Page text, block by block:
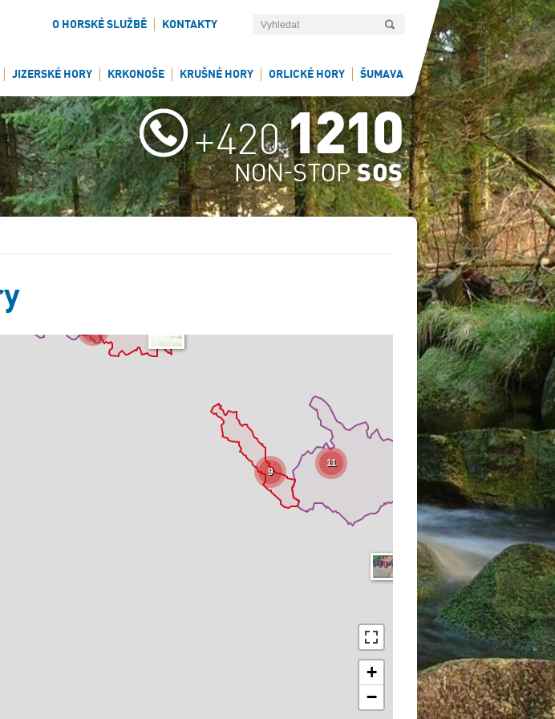
O HORSKÉ SLUŽBĚ KONTAKTY
JIZERSKÉ HORY KRKONOŠE KRUŠNÉ HORY ORLICKÉ HORY ŠUMAVA
9
11
+
−